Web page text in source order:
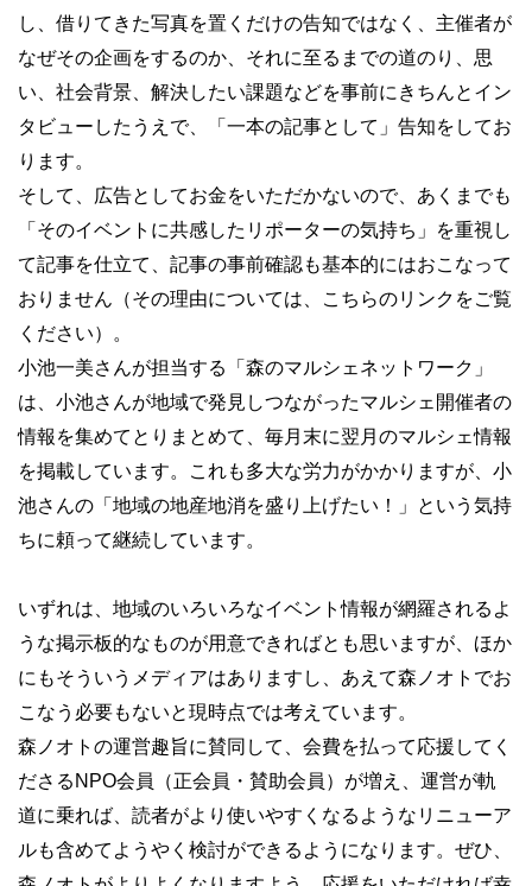
し、借りてきた写真を置くだけの告知ではなく、主催者が
なぜその企画をするのか、それに至るまでの道のり、思
い、社会背景、解決したい課題などを事前にきちんとイン
タビューしたうえで、「一本の記事として」告知をしてお
ります。
そして、広告としてお金をいただかないので、あくまでも
「そのイベントに共感したリポーターの気持ち」を重視し
て記事を仕立て、記事の事前確認も基本的にはおこなって
おりません（その理由については、こちらのリンクをご覧
ください）。
小池一美さんが担当する「森のマルシェネットワーク」
は、小池さんが地域で発見しつながったマルシェ開催者の
情報を集めてとりまとめて、毎月末に翌月のマルシェ情報
を掲載しています。これも多大な労力がかかりますが、小
池さんの「地域の地産地消を盛り上げたい！」という気持
ちに頼って継続しています。
いずれは、地域のいろいろなイベント情報が網羅されるよ
うな掲示板的なものが用意できればとも思いますが、ほか
にもそういうメディアはありますし、あえて森ノオトでお
こなう必要もないと現時点では考えています。
森ノオトの運営趣旨に賛同して、会費を払って応援してく
ださるNPO会員（正会員・賛助会員）が増え、運営が軌
道に乗れば、読者がより使いやすくなるようなリニューア
ルも含めてようやく検討ができるようになります。ぜひ、